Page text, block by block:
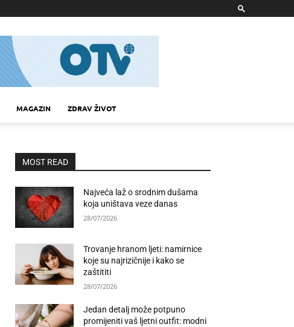
MAGAZIN ZDRAV ŽIVOT
MOST READ
Najveća laž o srodnim dušama
koja uništava veze danas
28/07/2026
Trovanje hranom ljeti: namirnice
koje su najrizičnije i kako se
zaštititi
28/07/2026
Jedan detalj može potpuno
promijeniti vaš ljetni outfit: modni